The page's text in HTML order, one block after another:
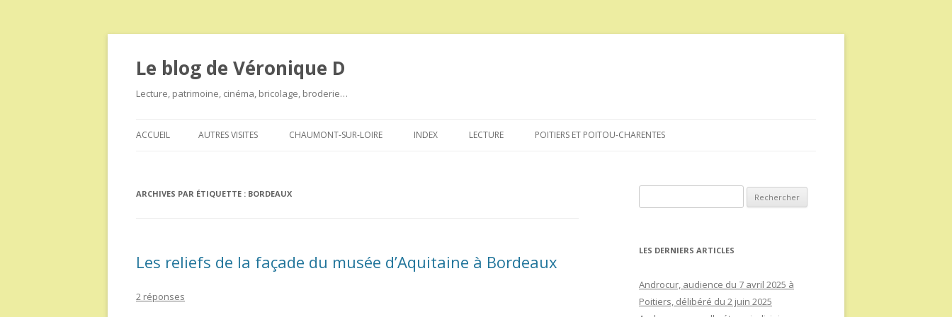
Le blog de Véronique D
Lecture, patrimoine, cinéma, bricolage, broderie…
au
ACCUEIL AUTRES VISITES CHAUMONT-SUR-LOIRE INDEX LECTURE POITIERS ET POITOU-CHARENTES
ARCHIVES PAR ÉTIQUETTE : BORDEAUX
Les reliefs de la façade du musée d’Aquitaine à Bordeaux
2 réponses
LES DERNIERS ARTICLES
Androcur, audience du 7 avril 2025 à
Poitiers, délibéré du 2 juin 2025